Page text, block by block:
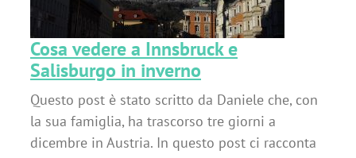
Cosa vedere a Innsbruck e
Salisburgo in inverno
Questo post è stato scritto da Daniele che, con
la sua famiglia, ha trascorso tre giorni a
dicembre in Austria. In questo post ci racconta